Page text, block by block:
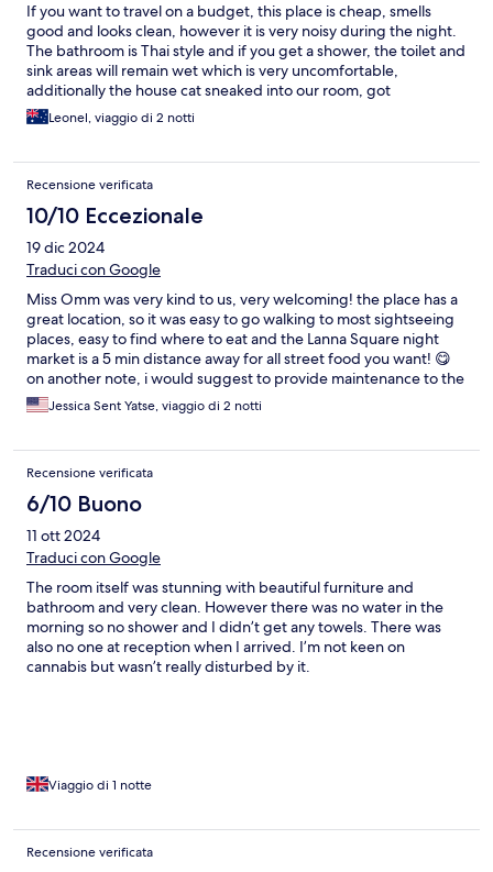
If you want to travel on a budget, this place is cheap, smells
good and looks clean, however it is very noisy during the night.
The bathroom is Thai style and if you get a shower, the toilet and
sink areas will remain wet which is very uncomfortable,
additionally the house cat sneaked into our room, got
inadvertently locked in and when we returned to the room the
cat already took a piss on the bed and some towels
Leonel, viaggio di 2 notti
Recensione verificata
10/10 Eccezionale
19 dic 2024
Traduci con Google
Miss Omm was very kind to us, very welcoming! the place has a
great location, so it was easy to go walking to most sightseeing
places, easy to find where to eat and the Lanna Square night
market is a 5 min distance away for all street food you want! 😋
on another note, i would suggest to provide maintenance to the
toilet in our room as it does not have much pressure for flushing
and would also recommend illuminating more the stairs and the
🙏
Jessica Sent Yatse, viaggio di 2 notti
Recensione verificata
6/10 Buono
11 ott 2024
Traduci con Google
The room itself was stunning with beautiful furniture and
bathroom and very clean. However there was no water in the
morning so no shower and I didn’t get any towels. There was
also no one at reception when I arrived. I’m not keen on
cannabis but wasn’t really disturbed by it.
Viaggio di 1 notte
Recensione verificata